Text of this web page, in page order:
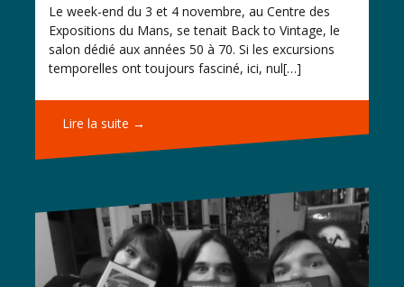
Le week-end du 3 et 4 novembre, au Centre des
Expositions du Mans, se tenait Back to Vintage, le
salon dédié aux années 50 à 70. Si les excursions
temporelles ont toujours fasciné, ici, nul[…]
Lire la suite →